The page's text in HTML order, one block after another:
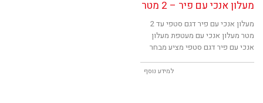
מעלון אנכי עם פיר – 2 מטר
מעלון אנכי עם פיר דגם סטפי עד 2
מטר מעלון אנכי עם מעטפת מעלון
אנכי עם פיר דגם סטפי מציע מבחר
למידע נוסף